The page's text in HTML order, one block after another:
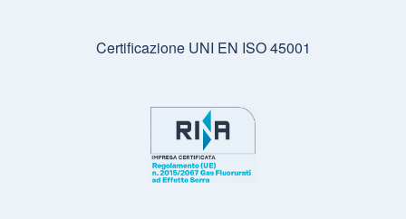
Certificazione UNI EN ISO 45001